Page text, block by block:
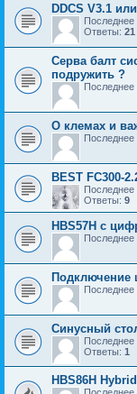
DDCS V3.1
Ответы: 21
Серва балт
подружить ?
О клемах и
BEST FC300-
Ответы: 9
HBS57H с
Подключение
Синусный
Ответы: 1
HBS86H